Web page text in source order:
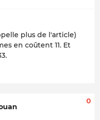
plus de l'article)
en coûtent 11. Et
0